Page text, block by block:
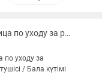
Няня / Помощница по уходу за ребенком (Бала күтушісі / Бала күтімі бойынша
уходу за
/ Бала күтімі